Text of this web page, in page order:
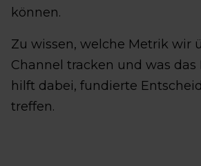
können.
Zu wissen, welche Metrik wir
Channel tracken und was das
hilft dabei, fundierte
treffen.